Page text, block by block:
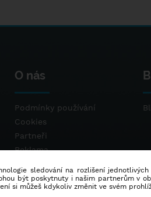
O nás
Podmínky používání
Cookies
Partneři
Reklama
sledování na rozlišení
být poskytnuty i našim partnerům v
si můžeš kdykoliv změnit ve svém